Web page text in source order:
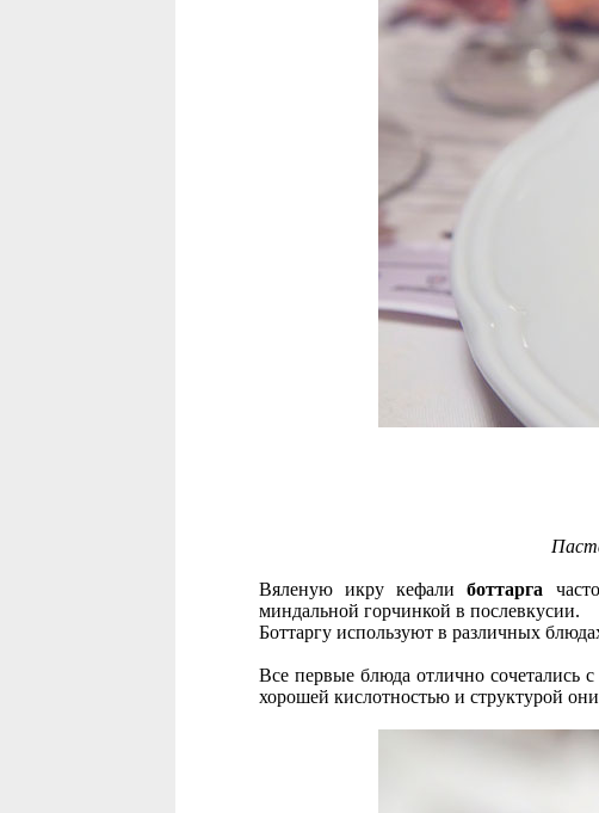
Вяленую икру кефалиботтарга
миндальной горчинкой в послевкусии.
Боттаргу используют в различных
Все первые блюда отлично сочетались
хорошей кислотностью и структурой